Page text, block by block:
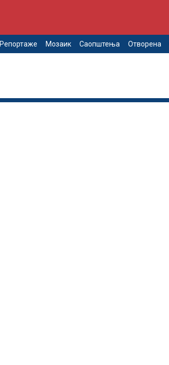
Репортаже Мозаик Саопштења Отворена